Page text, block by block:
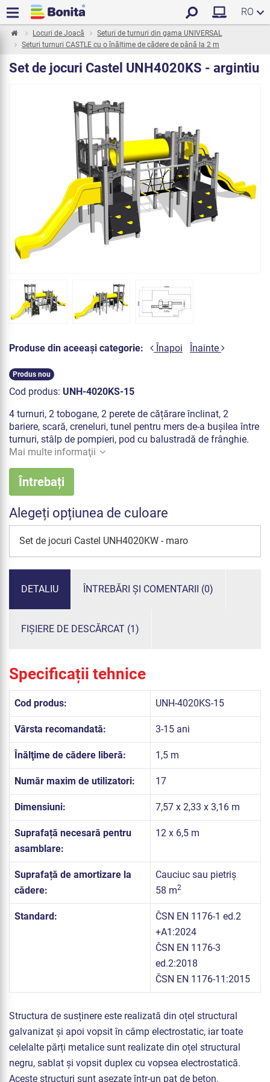
RO
Locuri de Joacă
Seturi de turnuri din gama UNIVERSAL
Seturi turnuri CASTLE cu o înălțime de cădere de până la 2 m
Set de jocuri Castel UNH4020KS - argintiu
Produse din aceeași categorie: Înapoi Înainte
Produs nou
Cod produs: UNH-4020KS-15
4 turnuri, 2 tobogane, 2 perete de cățărare înclinat, 2
bariere, scară, creneluri, tunel pentru mers de-a bușilea între
turnuri, stâlp de pompieri, pod cu balustradă de frânghie.
Mai multe informaţii
Întrebați
Alegeți opțiunea de culoare
Set de jocuri Castel UNH4020KW - maro
DETALIU ÎNTREBĂRI ȘI COMENTARII (0)
FIȘIERE DE DESCĂRCAT (1)
Specificații tehnice
Cod produs: UNH-4020KS-15
Vârsta recomandată: 3-15 ani
Înălţime de cădere liberă: 1,5 m
Număr maxim de utilizatori: 17
Dimensiuni: 7,57 x 2,33 x 3,16 m
Suprafață necesară pentru
asamblare:
12 x 6,5 m
Suprafață de amortizare la
cădere:
Cauciuc sau pietriș
58 m2
Standard:
ČSN EN 1176-1 ed.2
+A1:2024
ČSN EN 1176-3
ed.2:2018
ČSN EN 1176-11:2015
Structura de susținere este realizată din oțel structural
galvanizat și apoi vopsit în câmp electrostatic, iar toate
celelalte părți metalice sunt realizate din oțel structural
negru, sablat și vopsit duplex cu vopsea electrostatică.
Aceste structuri sunt așezate într-un pat de beton.